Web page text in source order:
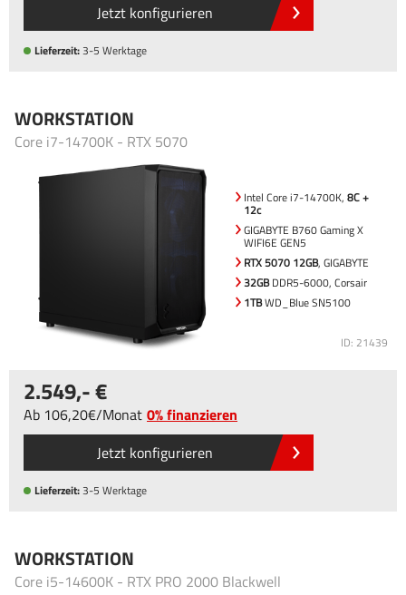
Jetzt konfigurieren
Lieferzeit:3-5 Werktage
WORKSTATION
Core i7-14700K - RTX 5070
Intel Core i7-14700K, 8C +
12c
GIGABYTE B760 Gaming X
WIFI6E GEN5
RTX 5070 12GB, GIGABYTE
32GBDDR5-6000, Corsair
1TBWD_Blue SN5100
ID: 21439
2.549,-
Ab 106,20 /Monat 0% finanzieren
Jetzt konfigurieren
Lieferzeit:3-5 Werktage
WORKSTATION
Core i5-14600K - RTX PRO 2000 Blackwell